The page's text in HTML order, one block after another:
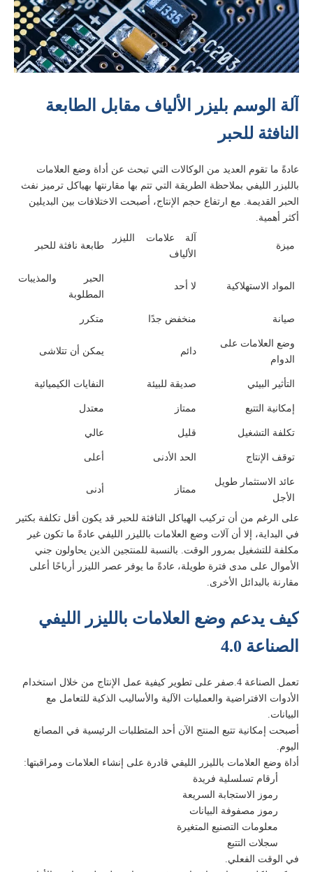
آلة الوسم بليزر الألياف مقابل الطابعة
النافثة للحبر
عادةً ما تقوم العديد من الوكالات التي تبحث عن أداة وضع العلامات
بالليزر الليفي بملاحظة الطريقة التي تتم بها مقارنتها بهياكل ترميز نفث
الحبر القديمة. مع ارتفاع حجم الإنتاج، أصبحت الاختلافات بين البديلين
أكثر أهمية.
ميزة
آلة علامات الليزر
الألياف
طابعة نافثة للحبر
المواد الاستهلاكية لا أحد
الحبر والمذيبات
المطلوبة
صيانة منخفض جدًا متكرر
وضع العلامات على
الدوام
دائم يمكن أن تتلاشى
التأثير البيئي صديقة للبيئة النفايات الكيميائية
إمكانية التتبع ممتاز معتدل
تكلفة التشغيل قليل عالي
توقف الإنتاج الحد الأدنى أعلى
عائد الاستثمار طويل
الأجل
ممتاز أدنى
على الرغم من أن تركيب الهياكل النافثة للحبر قد يكون أقل تكلفة بكثير
في البداية، إلا أن آلات وضع العلامات بالليزر الليفي عادةً ما تكون غير
مكلفة للتشغيل بمرور الوقت. بالنسبة للمنتجين الذين يحاولون جني
الأموال على مدى فترة طويلة، عادةً ما يوفر عصر الليزر أرباحًا أعلى
مقارنة بالبدائل الأخرى.
كيف يدعم وضع العلامات بالليزر الليفي
الصناعة 4.0
تعمل الصناعة 4.صفر على تطوير كيفية عمل الإنتاج من خلال استخدام
الأدوات الافتراضية والعمليات الآلية والأساليب الذكية للتعامل مع
البيانات.
أصبحت إمكانية تتبع المنتج الآن أحد المتطلبات الرئيسية في المصانع
اليوم.
أداة وضع العلامات بالليزر الليفي قادرة على إنشاء العلامات ومراقبتها:
أرقام تسلسلية فريدة
رموز الاستجابة السريعة
رموز مصفوفة البيانات
معلومات التصنيع المتغيرة
سجلات التتبع
في الوقت الفعلي.